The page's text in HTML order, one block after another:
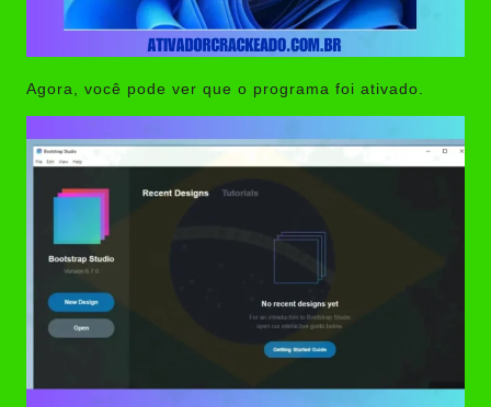
Agora, você pode ver que o programa foi ativado.